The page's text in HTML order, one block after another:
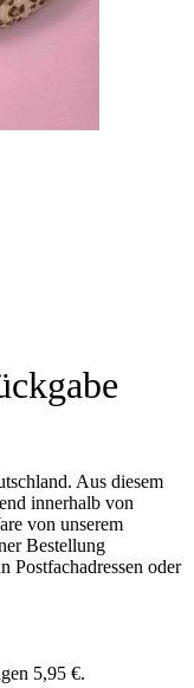
Aus diesem
innerhalb von
von unserem
Bestellung
Postfachadressen oder
5,95 €.